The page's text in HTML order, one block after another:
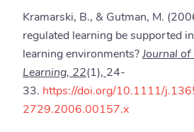
Kramarski, B., & Gutman, M.
regulated learning be supported
learning environments?Journal
Learning, 22(1), 24-
33. https://doi.org/10.1111/
2729.2006.00157.x